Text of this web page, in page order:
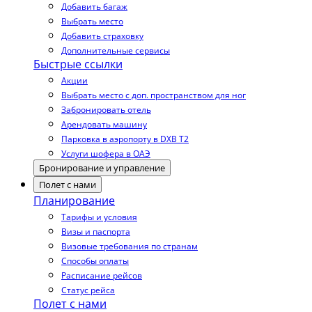
Добавить багаж
Выбрать место
Добавить страховку
Дополнительные сервисы
Быстрые ссылки
Акции
Выбрать место с доп. пространством для ног
Забронировать отель
Арендовать машину
Парковка в аэропорту в DXB T2
Услуги шофера в ОАЭ
Бронирование и управление
Полет с нами
Планирование
Тарифы и условия
Визы и паспорта
Визовые требования по странам
Способы оплаты
Расписание рейсов
Статус рейса
Полет с нами